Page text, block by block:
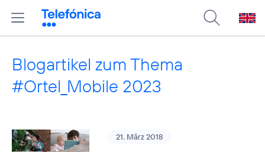
Blogartikel zum Thema
#Ortel_Mobile 2023
21. März 2018